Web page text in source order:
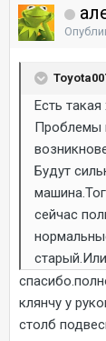
Есть
Проблемы
Будут
сейчас
клянчу у
столб